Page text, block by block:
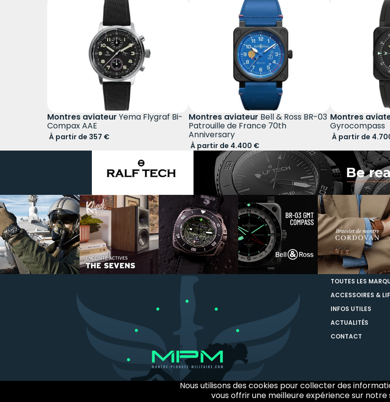
Nous utilisons des cookies pour collecter des
vous offrir une meilleure expérience sur notre
Montres aviateur Yema Flygraf Bi-
Compax AAE
À partir de 357 €
Montres aviateur Bell & Ross BR-03
Patrouille de France 70th
Anniversary
À partir de 4.400 €
Montres
Gyrocompass
À partir de
TOUTES LES
ACCESSOIRES &
INFOS UTILES
ACTUALITÉS
CONTACT